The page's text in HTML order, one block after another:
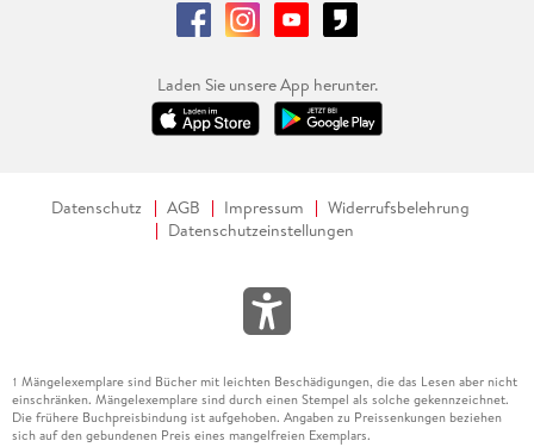
Laden Sie unsere App herunter.
Datenschutz AGB Impressum
Widerrufsbelehrung
Datenschutzeinstellungen
1 Mängelexemplare sind Bücher mit leichten Beschädigungen, die das Lesen aber nicht
einschränken. Mängelexemplare sind durch einen Stempel als solche gekennzeichnet.
Die frühere Buchpreisbindung ist aufgehoben. Angaben zu Preissenkungen beziehen
sich auf den gebundenen Preis eines mangelfreien Exemplars.